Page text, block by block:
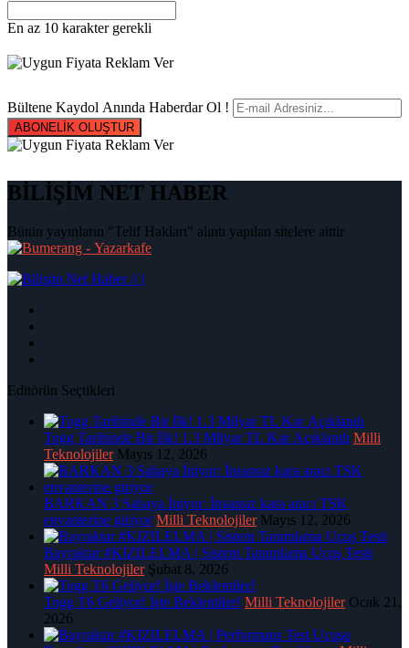
En az 10 karakter gerekli
Bültene Kaydol Anında Haberdar Ol !
ABONELİK OLUŞTUR
BİLİŞİM NET HABER
Bütün yayınların "Telif Hakları" alıntı yapılan sitelere aittir
|
Editörün Seçtikleri
Togg Tarihinde Bir İlk! 1.3 Milyar TL Kar Açıklandı Milli
Teknolojiler Mayıs 12, 2026
BARKAN 3 Sahaya İniyor: İnsansız kara aracı TSK
envanterine giriyor Milli Teknolojiler Mayıs 12, 2026
Bayraktar #KIZILELMA | Sistem Tanımlama Uçuş Testi
Milli Teknolojiler Şubat 8, 2026
Togg T6 Geliyor! İşte Beklentiler! Milli Teknolojiler Ocak 21,
2026